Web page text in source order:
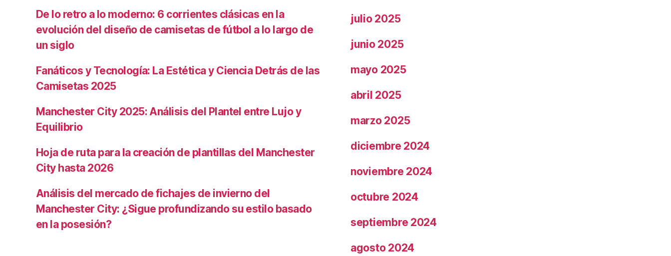
De lo retro a lo moderno: 6 corrientes clásicas en la
evolución del diseño de camisetas de fútbol a lo largo de
un siglo
Fanáticos y Tecnología: La Estética y Ciencia Detrás de las
Camisetas 2025
Manchester City 2025: Análisis del Plantel entre Lujo y
Equilibrio
Hoja de ruta para la creación de plantillas del Manchester
City hasta 2026
Análisis del mercado de fichajes de invierno del
Manchester City: ¿Sigue profundizando su estilo basado
en la posesión?
julio 2025
junio 2025
mayo 2025
abril 2025
marzo 2025
diciembre 2024
noviembre 2024
octubre 2024
septiembre 2024
agosto 2024